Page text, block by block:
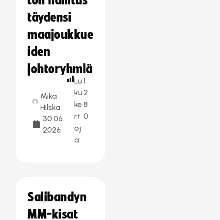
täydensi
maajoukkue
iden
johtoryhmiä
Mika
Hilska
30.06.
2026
Lu
ku
ke
rt
oj
a:
1
2
8
0
Salibandyn
MM-kisat